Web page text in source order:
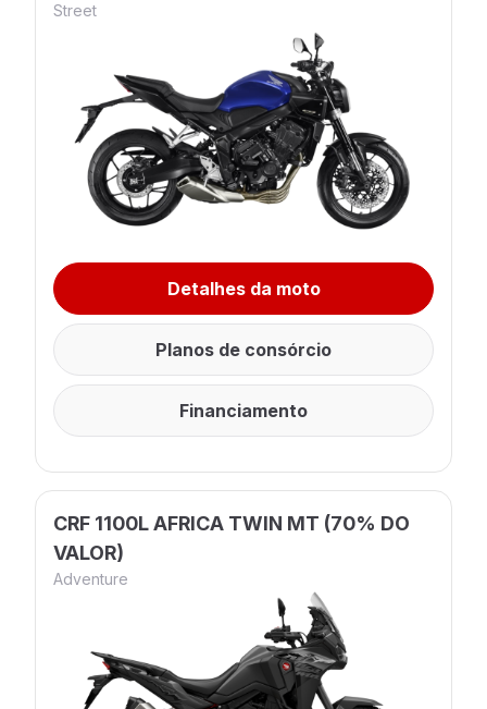
Street
Detalhes da moto
Planos de consórcio
Financiamento
CRF 1100L AFRICA TWIN MT (70% DO
VALOR)
Adventure